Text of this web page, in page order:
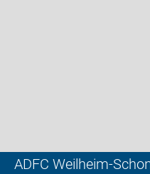
ADFC Weilheim-